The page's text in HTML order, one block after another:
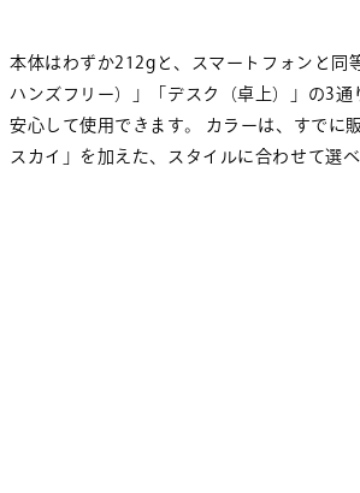
本体はわずか212gと、スマートフォンと同
ハンズフリー）」「デスク（卓上）」の3
安心して使用できます。 カラーは、すでに
スカイ」を加えた、スタイルに合わせて選べ